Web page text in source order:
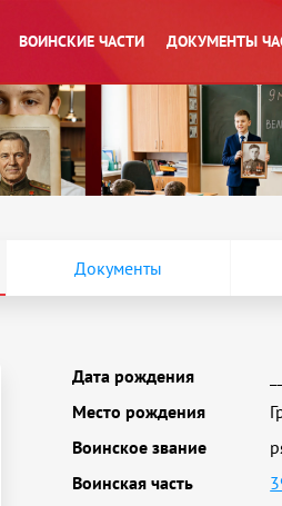
ВОИНСКИЕ ЧАСТИ ДОКУМЕНТЫ
Документы
Дата рождения
Место рождения
Воинское звание
Воинская часть